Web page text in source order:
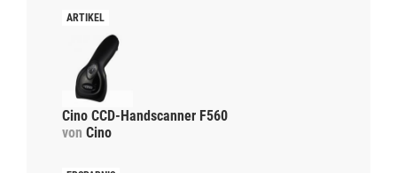
Cino CCD-Handscanner F560
von Cino